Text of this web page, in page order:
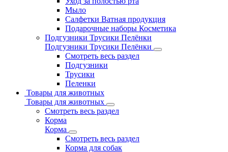
Мыло
Салфетки Ватная продукция
Подарочные наборы Косметика
Подгузники Трусики Пелёнки
Подгузники Трусики Пелёнки
Смотреть весь раздел
Подгузники
Трусики
Пеленки
Товары для животных
Товары для животных
Смотреть весь раздел
Корма
Корма
Смотреть весь раздел
Корма для собак